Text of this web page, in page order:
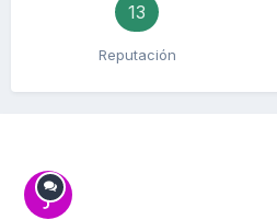
13
Reputación